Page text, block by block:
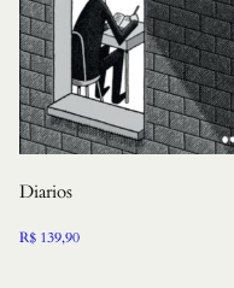
Diarios
R$ 139,90